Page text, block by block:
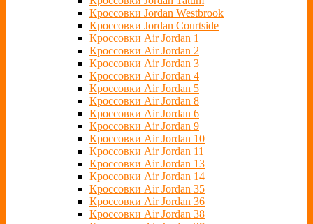
Кроссовки Jordan Westbrook
Кроссовки Jordan Courtside
Кроссовки Air Jordan 1
Кроссовки Air Jordan 2
Кроссовки Air Jordan 3
Кроссовки Air Jordan 4
Кроссовки Air Jordan 5
Кроссовки Air Jordan 8
Кроссовки Air Jordan 6
Кроссовки Air Jordan 9
Кроссовки Air Jordan 10
Кроссовки Air Jordan 11
Кроссовки Air Jordan 13
Кроссовки Air Jordan 14
Кроссовки Air Jordan 35
Кроссовки Air Jordan 36
Кроссовки Air Jordan 38